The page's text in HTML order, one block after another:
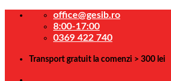
Skip
office@gesib.ro
8:00-17:00
0369 422 740
Transport gratuit la comenzi > 300 lei